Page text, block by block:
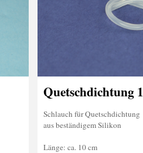
Quetschdichtung
Schlauch für Quetschdichtung
aus beständigem Silikon
Länge: ca. 10 cm